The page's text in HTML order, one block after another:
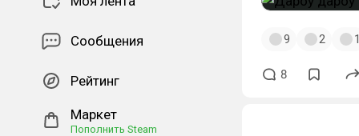
Сообщения
Рейтинг
Маркет
Пополнить Steam
9 2
8